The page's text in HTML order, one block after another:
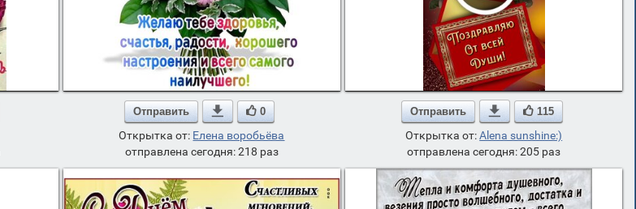
Отправить  0
Открытка от: Елена воробьёва
отправлена сегодня: 218 раз
Отправить  115
Открытка от:Alena sunshine:)
отправлена сегодня: 205 раз